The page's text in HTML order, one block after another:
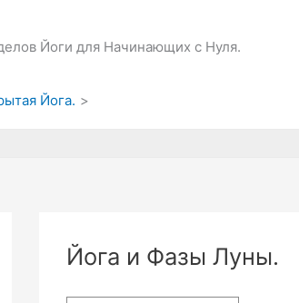
Йоги для Начинающих с Нуля.
Йога.
Йога и Фазы Луны.